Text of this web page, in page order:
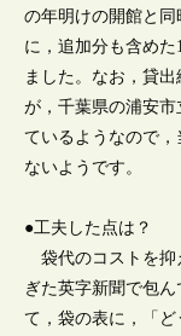
の年明けの開館と同
に，追加分も含めた
ました。なお，貸
が，千葉県の浦安
ているようなので
ないようです。
●工夫した点は？
袋代のコストを抑
ぎた英字新聞で包
て，袋の表に，「